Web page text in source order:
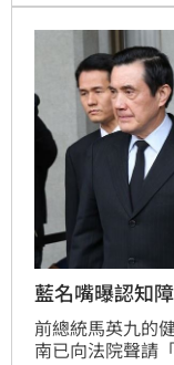
養及醫療支出並
在明顯過錯，判
方負責撫養孩子。
藍名嘴曝認知
前總統馬英九的
南已向法院聲請